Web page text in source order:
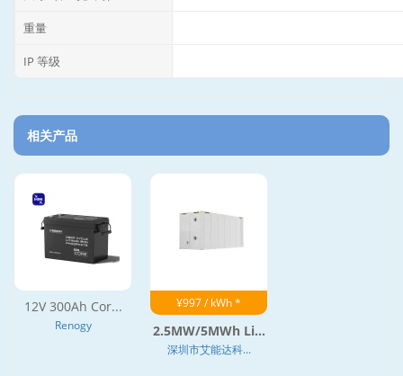
重量
IP 等级
相关产品
12V 300Ah Cor...
Renogy
¥997 / kWh *
2.5MW/5MWh Li...
深圳市艾能达科...